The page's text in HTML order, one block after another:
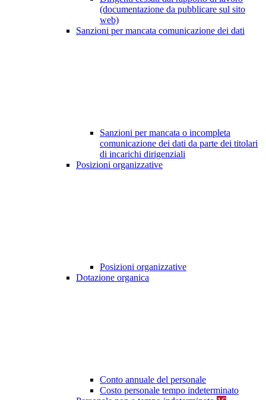
(documentazione da pubblicare sul sito
web)
Sanzioni per mancata comunicazione dei dati
Sanzioni per mancata o incompleta
comunicazione dei dati da parte dei titolari
di incarichi dirigenziali
Posizioni organizzative
Posizioni organizzative
Dotazione organica
Conto annuale del personale
Costo personale tempo indeterminato